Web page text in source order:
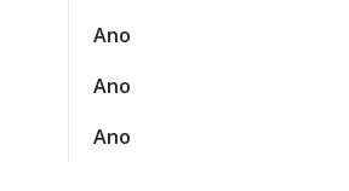
Ano
Ano
Ano